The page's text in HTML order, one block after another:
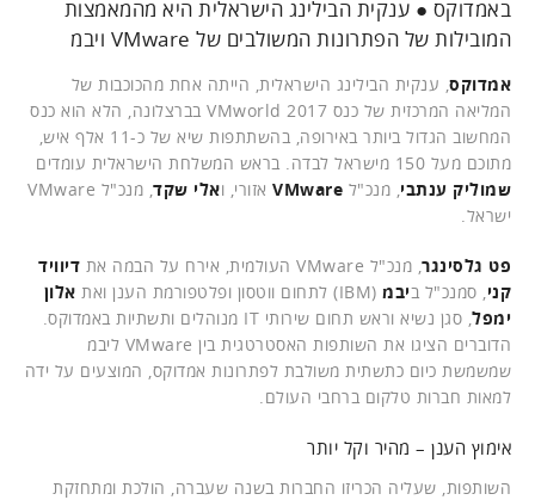
באמדוקס ● ענקית הבילינג הישראלית היא מהמאמצות
המובילות של הפתרונות המשולבים של VMware ויבמ
אמדוקס, ענקית הבילינג הישראלית, הייתה אחת מהכוכבות של
המליאה המרכזית של כנס VMworld 2017 בברצלונה, הלא הוא כנס
המחשוב הגדול ביותר באירופה, בהשתתפות שיא של כ-11 אלף איש,
מתוכם מעל 150 מישראל לבדה. בראש המשלחת הישראלית עומדים
שמוליק ענתבי, מנכ"ל VMware אזורי, ואלי שקד
, מנכ"ל VMware
ישראל.
פט גלסינגר, מנכ"ל VMware העולמית, אירח על הבמה את
דיוויד
קני, סמנכ"ל ביבמ (IBM) לתחום ווטסון ופלטפורמת הענן ואת
אלון
ימפל
, סגן נשיא וראש תחום שירותי IT מנוהלים ותשתיות באמדוקס.
הדוברים הציגו את השותפות האסטרטגית בין VMware ליבמ
שמשמשת כיום כתשתית משולבת לפתרונות אמדוקס, המוצעים על ידה
למאות חברות טלקום ברחבי העולם.
אימוץ הענן – מהיר וקל יותר
השותפות, שעליה הכריזו החברות בשנה שעברה, הולכת ומתחזקת